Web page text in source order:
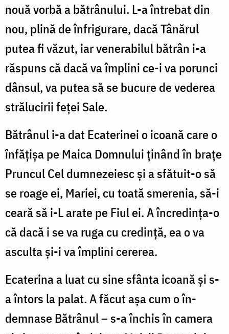
nouă vorbă a bătrânului. L-a întrebat din
nou, plină de înfrigurare, dacă Tânărul
putea fi văzut, iar venerabilul bătrân i-a
răspuns că dacă va împlini ce-i va porunci
dânsul, va putea să se bucure de vederea
strălucirii feței Sale.
Bătrânul i-a dat Ecaterinei o icoană care o
înfățișa pe Maica Domnului ținând în brațe
Pruncul Cel dumnezeiesc și a sfătuit-o să
se roage ei, Mariei, cu toată smerenia, să-i
ceară să i-L arate pe Fiul ei. A încredința-o
că dacă i se va ruga cu credință, ea o va
asculta și-i va împlini cererea.
Ecaterina a luat cu sine sfânta icoană și s-
a întors la palat. A făcut așa cum o în­
demnase Bătrânul – s-a închis în camera